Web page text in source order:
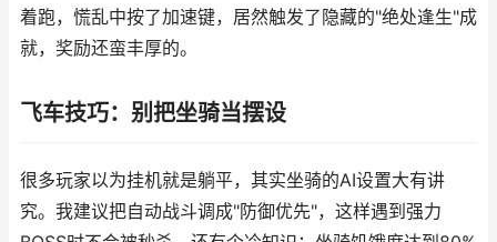
着跑，慌乱中按了加速键，居然触发了隐藏的"绝处逢生"成
就，奖励还蛮丰厚的。
飞车技巧：别把坐骑当摆设
很多玩家以为挂机就是躺平，其实坐骑的AI设置大有讲
究。我建议把自动战斗调成"防御优先"，这样遇到强力